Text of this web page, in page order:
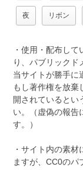
夜 リボン
・使用・配布し
り、パブリックド
当サイトが勝手に
もし著作権を放棄
開されているとい
い。（虚偽の報告
す。）
・サイト内の素
ますが、CC0のパ